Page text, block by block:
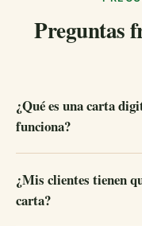
Preguntas
¿Qué es una carta
funciona?
¿Mis clientes tienen
carta?